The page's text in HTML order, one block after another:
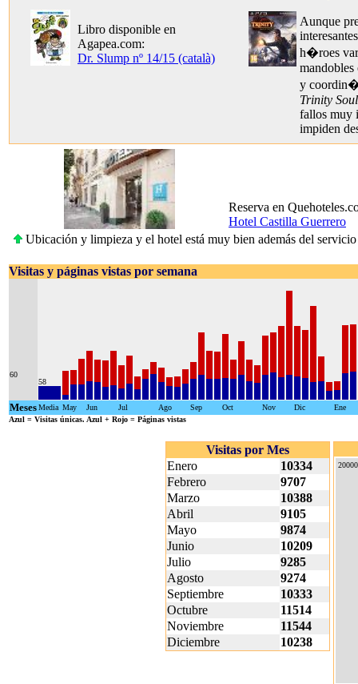
Libro disponible en
Agapea.com:
Dr. Slump nº 14/15 (català)
Aunque
h�roes
mandobles
y
Trinity
fallos muy
impiden
Reserva en
Hotel Castilla Guerrero
Ubicación y limpieza y el hotel está muy bien además del
Visitas y páginas vistas por semana
60
58
MesesMedia May Jun Jul Ago Sep Oct Nov Dic
Ene
Azul = Visitas únicas. Azul + Rojo = Páginas vistas
Visitas por Mes
Enero
10334
Febrero
9707
Marzo
10388
Abril
9105
Mayo
9874
Junio
10209
Julio
9285
Agosto
9274
Septiembre
10333
Octubre
11514
Noviembre
11544
Diciembre
10238
20000